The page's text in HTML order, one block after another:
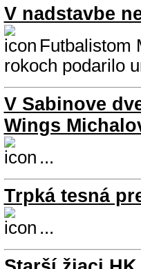
V nadstavbe
Futbalistom
rokoch podarilo
V Sabinove
Wings
...
Trpká tesná
...